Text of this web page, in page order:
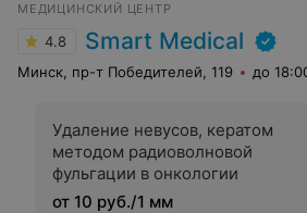
МЕДИЦИНСКИЙ ЦЕНТР
4.8 Smart Medical
Минск, пр-т Победителей, 119 до
Удаление невусов, кератом
методом радиоволновой
фульгации в онкологии
от 10 руб./1 мм